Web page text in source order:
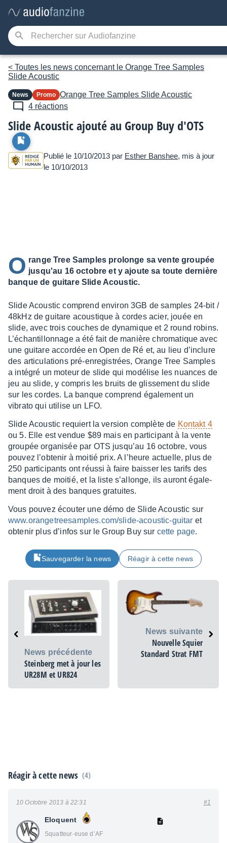
< Toutes les news concernant le Orange Tree Samples
Slide Acoustic
News Promo Orange Tree Samples Slide Acoustic
4 réactions
Slide Acoustic ajouté au Group Buy d'OTS
Publié le 10/10/2013 par Esther Banshee, mis à jour
le 10/10/2013
O range Tree Samples prolonge sa vente groupée
jusqu'au 16 octobre et y ajoute sa toute dernière
banque de guitare Slide Acoustic.
Slide Acous­tic comprend envi­ron 3GB de samples 24-bit /
48kHz de guitare acous­tique à cordes acier, jouée en
slide, avec trois couches de dyna­mique et 2 round robins.
L’échan­tillon­nage a été fait de manière chro­ma­tique avec
une guitare accor­dée en Open de Ré et, au lieu d’in­clure
des arti­cu­la­tions pré-enre­gis­trées, Orange Tree Samples
a inté­gré un moteur de slide qui modé­lise les nuances de
jeu au slide, y compris les bruits de glis­se­ment du slide
sur les cordes. La banque comprend égale­ment un
vibrato qui utilise un LFO.
Slide Acous­tic requiert la version complète de Kontakt 4
ou 5. Elle est vendue $89 mais en parti­ci­pant à la vente
grou­pée orga­ni­sée par OTS jusqu’au 16 octobre, vous
pouvez l’ob­te­nir à moitié prix. A l’heure actuelle, plus de
250 parti­ci­pants ont réussi à faire bais­ser les tarifs des
banques de moitié, et la liste s’al­longe, ils auront égale­
ment droit à des banques gratuites.
Vous pouvez écou­ter une démo de Slide Acous­tic sur
www.oran­ge­tree­samples.com/slide-acous­tic-guitar et
obte­nir plus d’in­fos sur le Group Buy sur cette page.
Sauvegarder la news Réagir à cette news
News précédente
Steinberg met à jour les
UR28M et UR824
News suivante
Nouvelle Squier
Standard Strat FMT
Réagir à cette news (4)
Eloquent
Squatteur·euse d’AF
10 Octobre 2013 à 22:31 #1